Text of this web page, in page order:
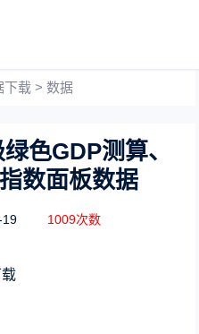
下载 >数据
色GDP测算、
数面板数据
19 1009次数